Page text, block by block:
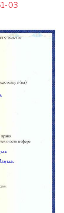
03